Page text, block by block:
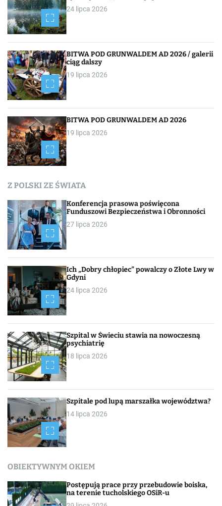
24 lipca 2026
BITWA POD GRUNWALDEM AD 2026 / galerii
ciąg dalszy
19 lipca 2026
BITWA POD GRUNWALDEM AD 2026
19 lipca 2026
Z POLSKI ZE ŚWIATA
Konferencja prasowa poświęcona
Funduszowi Bezpieczeństwa i Obronności
27 lipca 2026
Ich „Dobry chłopiec” powalczy o Złote Lwy w
Gdyni
24 lipca 2026
Szpital w Świeciu stawia na nowoczesną
psychiatrię
18 lipca 2026
Szpitale pod lupą marszałka województwa?
14 lipca 2026
OBIEKTYWNYM OKIEM
Postępują prace przy przebudowie boiska,
na terenie tucholskiego OSiR-u